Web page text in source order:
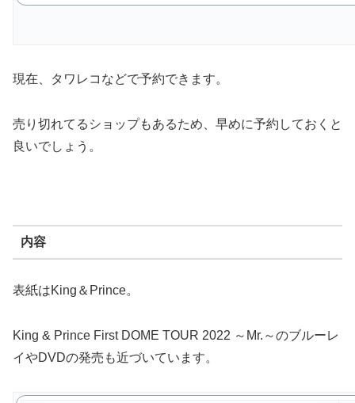
現在、タワレコなどで予約できます。
売り切れてるショップもあるため、早めに予約しておくと
良いでしょう。
内容
表紙はKing＆Prince。
King & Prince First DOME TOUR 2022 ～Mr.～のブルーレ
イやDVDの発売も近づいています。